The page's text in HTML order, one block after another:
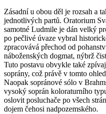
Zásadní u obou děl je rozsah a
jednotlivých partů. Oratorium
samotné Ludmile je dán velký
po pečlivé úvaze vybral
zpracovává přechod od
náboženských dogmat, nýbrž
Tuto postavu obvykle také
soprány, což právě v tomto
Naopak sopránové sólo v
vysoký soprán koloraturního
oslovit posluchače po všech
dojem čehosi nadpozemského.